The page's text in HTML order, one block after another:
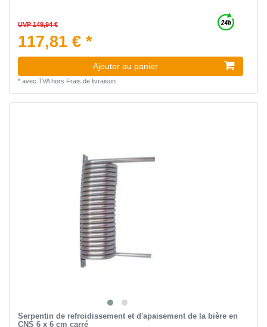
UVP 149,94 €
117,81 € *
Ajouter au panier
* avec TVAhors Frais de livraison
Serpentin de refroidissement et d'apaisement de la bière en
CNS 6 x 6 cm carré